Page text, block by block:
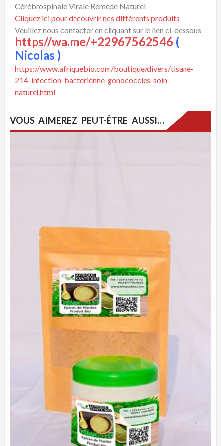
Cérébrospinale Virale Remède Naturel
Cliquez ici pour découvrir nos différents produits
Veuillez nous contacter en cliquant sur le lien ci-dessous
https//wa.me/+22967562546 (
Nicolas )
https://www.afriquebio.com/boutique/divers/tisane-
214-infection-bacterienne-gonococcies-soin-
naturel.html
VOUS AIMEREZ PEUT-ÊTRE AUSSI…